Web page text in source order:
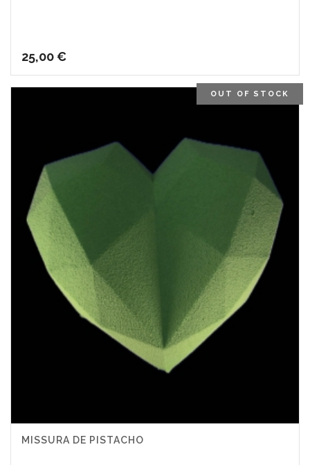
25,00€
OUT OF STOCK
MISSURA DE PISTACHO